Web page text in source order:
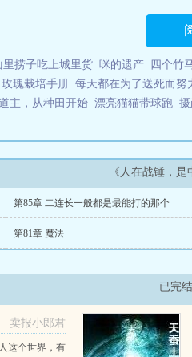
里捞子吃上城里货 咪的遗产 四个竹
玫瑰栽培手册 每天都在为了送死而努
主，从种田开始 漂亮猫猫带球跑
《人在战锤，
第85章 二连长一般都是最能打的那个
第81章 魔法
已完
卖报小郎君
这个世界，有